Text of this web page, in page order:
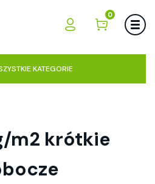
0
KATEGORIE
m2 krótkie